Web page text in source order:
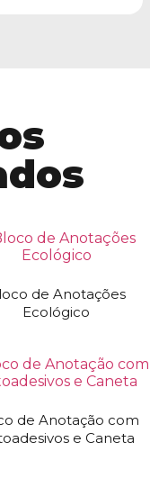
de Anotações
Ecológico
de Anotação com
e Caneta